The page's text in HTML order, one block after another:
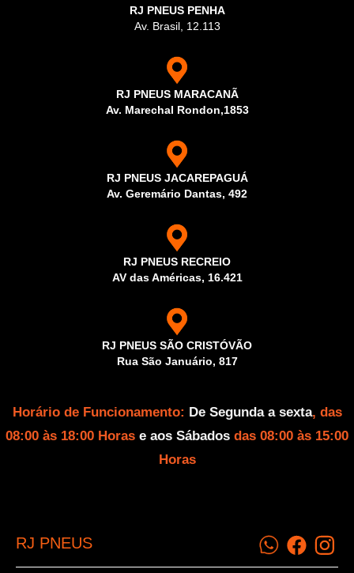
RJ PNEUS PENHA
Av. Brasil, 12.113
RJ PNEUS MARACANÃ
Av. Marechal Rondon,1853
RJ PNEUS JACAREPAGUÁ
Av. Geremário Dantas, 492
RJ PNEUS RECREIO
AV das Américas, 16.421
RJ PNEUS SÃO CRISTÓVÃO
Rua São Januário, 817
Horário de Funcionamento: De Segunda a sexta, das
08:00 às 18:00 Horas e aos Sábados das 08:00 às 15:00
Horas
RJ PNEUS